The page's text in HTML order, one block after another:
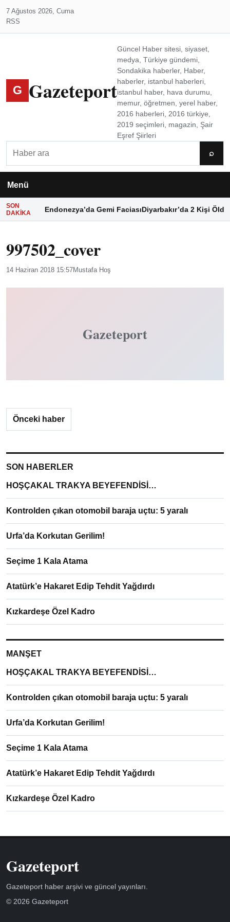
7 Ağustos 2026, Cuma
RSS
G Gazeteport
Güncel Haber sitesi, siyaset,
medya, Türkiye gündemi,
Sondakika haberler, Haber,
haberler, istanbul haberleri,
istanbul haber, hava durumu,
memur, öğretmen, yerel haber,
2016 haberleri, 2016 türkiye,
2019 seçimleri, magazin, Şair
Eşref Şiirleri
⌕
Menü
SON
DAKIKA
Endonezya’da Gemi FaciasıDiyarbakır’da 2 Kişi Öldü
997502_cover
14 Haziran 2018 15:57Mustafa Hoş
Gazeteport
Önceki haber
SON HABERLER
HOŞÇAKAL TRAKYA BEYEFENDİSİ…
Kontrolden çıkan otomobil baraja uçtu: 5 yaralı
Urfa’da Korkutan Gerilim!
Seçime 1 Kala Atama
Atatürk’e Hakaret Edip Tehdit Yağdırdı
Kızkardeşe Özel Kadro
MANŞET
HOŞÇAKAL TRAKYA BEYEFENDİSİ…
Kontrolden çıkan otomobil baraja uçtu: 5 yaralı
Urfa’da Korkutan Gerilim!
Seçime 1 Kala Atama
Atatürk’e Hakaret Edip Tehdit Yağdırdı
Kızkardeşe Özel Kadro
Gazeteport
Gazeteport haber arşivi ve güncel yayınları.
© 2026 Gazeteport